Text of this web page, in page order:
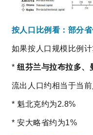
按人口比例看：部分
如果按人口规模比例
* 纽芬兰与拉布拉多、
流出人口约相当于当
* 魁北克约为2.8%
* 安大略省约为1%